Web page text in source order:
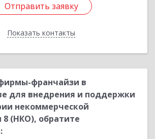
Отправить заявку
Показать контакты
Отправить заявку
Назад
франчайзи в
для внедрения и поддержки
некоммерческой
8 (НКО), обратите